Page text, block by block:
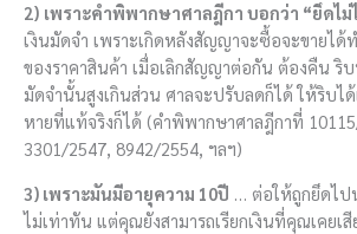
2) เพราะคำพิพากษาศาลฎีกา บอกว่า “ยึดไม่
เงินมัดจำ เพราะเกิดหลังสัญญาจะซื้อจะขายได้
ของราคาสินค้า เมื่อเลิกสัญญาต่อกัน ต้องคืน ริ
มัดจำนั้นสูงเกินส่วน ศาลจะปรับลดก็ได้ ให้ริบได้
หายที่แท้จริงก็ได้ (คำพิพากษาศาลฎีกาที่
3301/2547, 8942/2554, ฯลฯ)
3) เพราะมันมีอายุความ 10ปี … ต่อให้ถูกยึดไป
ไม่เท่าทัน แต่คุณยังสามารถเรียกเงินที่คุณเคยเ